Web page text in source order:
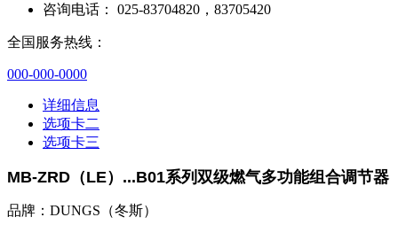
咨询电话：
025-83704820，83705420
全国服务热线：
000-000-0000
详细信息
选项卡二
选项卡三
MB-ZRD （LE） ...B01系列双级燃气多功能组合调节器
品牌：DUNGS（冬斯）